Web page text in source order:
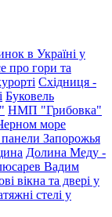
в Україні у
про гори та
Східниця -
Буковель
НМП "Грибовка"
море
Запорожья
Долина Меду -
Вадим
вікна та двері у
стелі у